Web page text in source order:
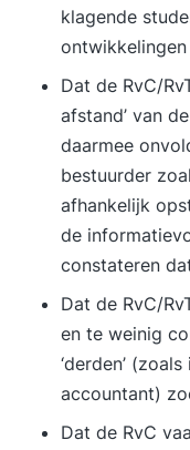
klagende
Dat de RvC/
afstand’ van
daarmee
bestuurder
afhankelijk
de
constateren
Dat de RvC/
en te weinig
‘derden’
accountant)
Dat de RvC